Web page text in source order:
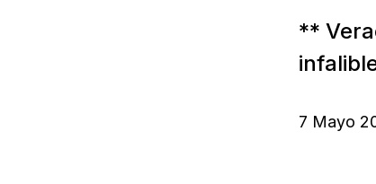
**
7 Mayo